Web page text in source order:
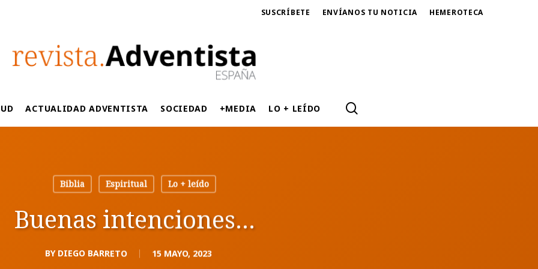
SUSCRÍBETE ENVÍANOS TU NOTICIA HEMEROTECA
ACTUALIDAD ADVENTISTA SOCIEDAD +MEDIA LO + LEÍDO
Biblia Espiritual Lo + leído
Buenas intenciones…
BY DIEGO BARRETO 15 MAYO, 2023